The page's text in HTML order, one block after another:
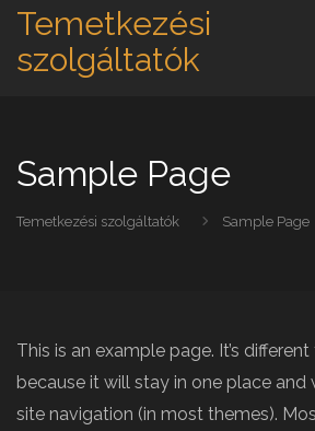
Temetkezési
szolgáltatók
Sample Page
Temetkezési szolgáltatók Sample Page
This is an example page. It’s
because it will stay in one place and
site navigation (in most themes).